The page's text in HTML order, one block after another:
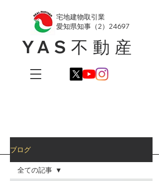
YAS不動産
​宅地建物取引業
愛知県知事（2）24697
ブログ
全ての記事